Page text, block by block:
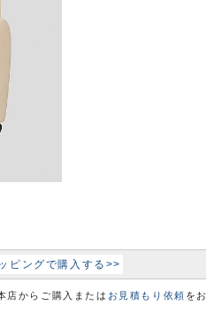
ピングで購入する>>
店からご購入または お見積もり依頼 をお